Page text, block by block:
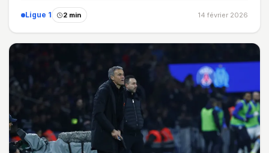
Ligue 1 2 min 14 février 2026